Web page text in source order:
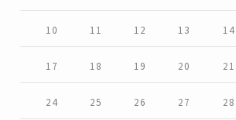
10 11 12 13 14
17 18 19 20 21
24 25 26 27 28